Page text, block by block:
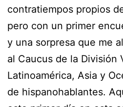
contratiempos propios
pero con un primer
y una sorpresa que me
al Caucus de la División
Latinoamérica, Asia y
de hispanohablantes.